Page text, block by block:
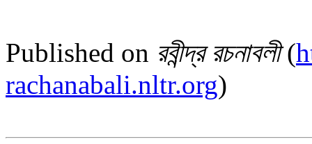
Published on রবীন্দ্র রচনাবলী(
rachanabali.nltr.org)